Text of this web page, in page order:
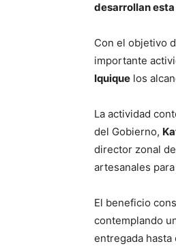
desarrollan
Con el objetivo
importante
Iquique los
La actividad
del Gobierno,
director zonal
artesanales
El beneficio
contemplando
entregada